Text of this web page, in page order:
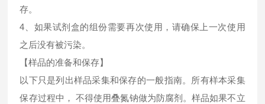
存。
4、如果试剂盒的组份需要再次使用，请确保上一次使用
之后没有被污染。
【样品的准备和保存】
以下只是列出样品采集和保存的一般指南。所有样本采集
保存过程中， 不得使用叠氮钠做为防腐剂。样品如果不立